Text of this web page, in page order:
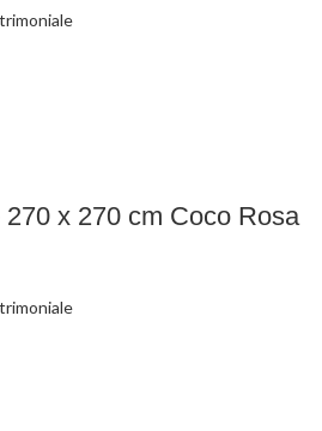
x 270 cm Coco Rosa